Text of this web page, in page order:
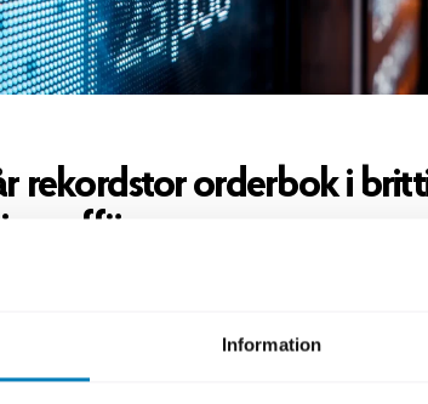
Information
rekordstor orderbok i
och myndigheter) i brittiska pund från
2025. Obligationen betalar en kupong